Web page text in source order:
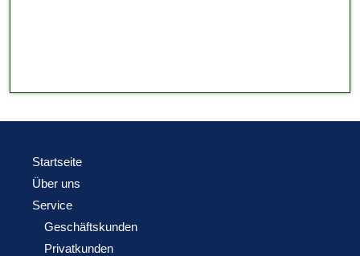
Startseite
Über uns
Service
Geschäftskunden
Privatkunden